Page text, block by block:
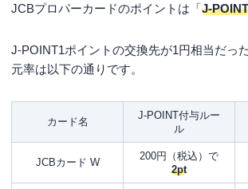
JCBプロパーカードのポイントは「J-POINT
J-POINT1ポイントの交換先が1円相当だっ
元率は以下の通りです。
カード名
J-POINT付与ルー
ル
JCBカード W
200円（税込）で
2pt